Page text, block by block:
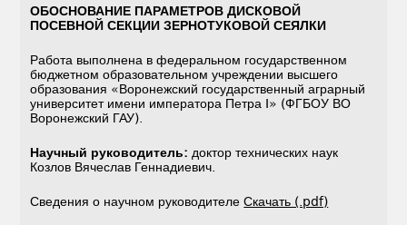
ОБОСНОВАНИЕ ПАРАМЕТРОВ ДИСКОВОЙ
ПОСЕВНОЙ СЕКЦИИ ЗЕРНОТУКОВОЙ СЕЯЛКИ
Работа выполнена в федеральном государственном
бюджетном образовательном учреждении высшего
образования «Воронежский государственный аграрный
университет имени императора Петра I» (ФГБОУ ВО
Воронежский ГАУ).
Научный руководитель: доктор технических наук
Козлов Вячеслав Геннадиевич.
Сведения о научном руководителеСкачать (.pdf)